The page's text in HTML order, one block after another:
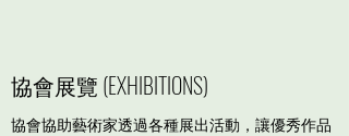
​協會展覽 (EXHIBITIONS)
​協會協助藝術家透過各種展出活動，讓優秀作品